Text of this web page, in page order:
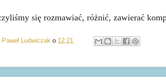
się rozmawiać, różnić, zawierać
Ludwiczak o 12:21